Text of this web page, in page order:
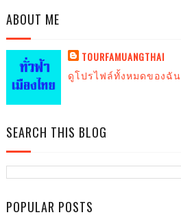
ABOUT ME
TOURFAMUANGTHAI
ดูโปรไฟล์ทั้งหมดของฉัน
SEARCH THIS BLOG
POPULAR POSTS